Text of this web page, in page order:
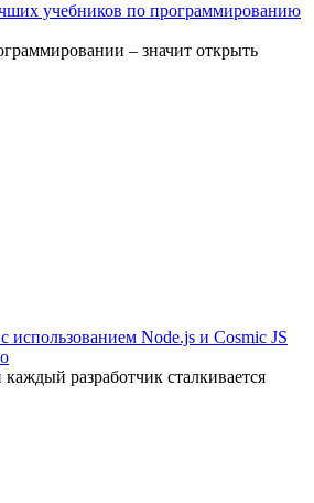
учебников по программированию
– значит открыть
использованием Node.js и Cosmic JS
разработчик сталкивается